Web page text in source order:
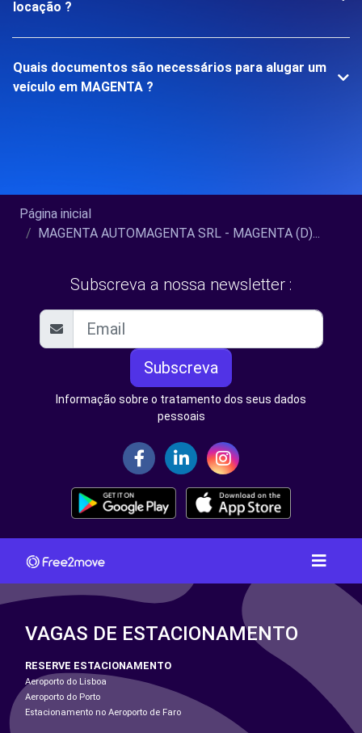
locação ?
Quais documentos são necessários para alugar um
veículo em MAGENTA ?
Página inicial
MAGENTA AUTOMAGENTA SRL - MAGENTA (D)...
Subscreva a nossa newsletter :
Subscreva
Informação sobre o tratamento dos seus dados
pessoais
VAGAS DE ESTACIONAMENTO
RESERVE ESTACIONAMENTO
Aeroporto do Lisboa
Aeroporto do Porto
Estacionamento no Aeroporto de Faro